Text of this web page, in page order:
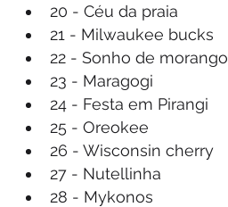
20 - Céu da praia
21 - Milwaukee bucks
22 - Sonho de morango
23 - Maragogi
24 - Festa em Pirangi
25 - Oreokee
26 - Wisconsin cherry
27 - Nutellinha
28 - Mykonos